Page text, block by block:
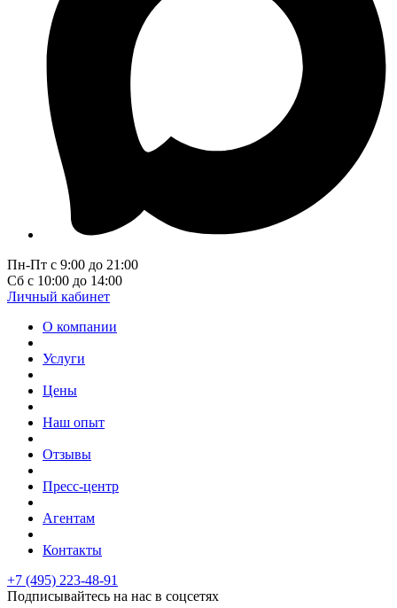
Пн-Пт с 9:00 до 21:00
Сб с 10:00 до 14:00
Личный кабинет
О компании
Услуги
Цены
Наш опыт
Отзывы
Пресс-центр
Агентам
Контакты
+7 (495) 223-48-91
Подписывайтесь на нас в соцсетях